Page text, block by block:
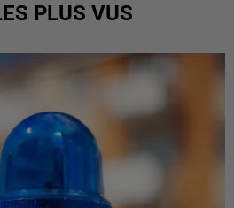
PLUS VUS